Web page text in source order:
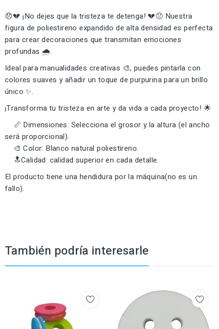
😞💔 ¡No dejes que la tristeza te detenga! 💔😞 Nuestra
figura de poliestireno expandido de alta densidad es perfecta
para crear decoraciones que transmitan emociones
profundas 🌧️.
Ideal para manualidades creativas 🎨, puedes pintarla con
colores suaves y añadir un toque de purpurina para un brillo
único ✨.
¡Transforma tu tristeza en arte y da vida a cada proyecto! 🌟
📏 Dimensiones: Selecciona el grosor y la altura (el ancho
será proporcional).
🎨 Color: Blanco natural poliestireno.
🔝Calidad: calidad superior en cada detalle.
El producto tiene una hendidura por la máquina(no es un
fallo).
También podría interesarle